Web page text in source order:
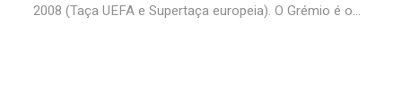
2008 (Taça UEFA e Supertaça europeia). O Grémio é o...